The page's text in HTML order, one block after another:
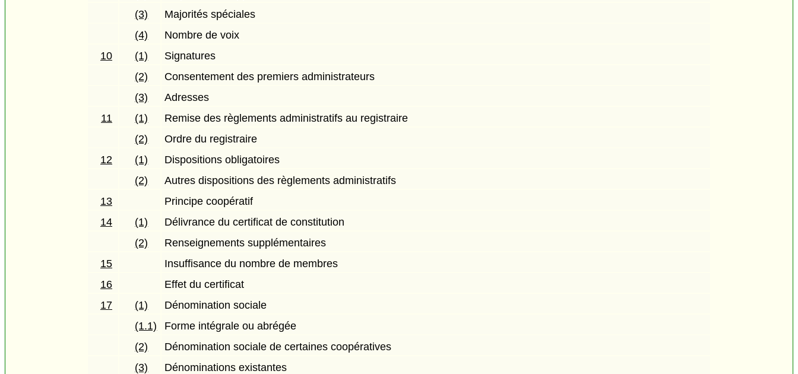
(3)
Majorités spéciales
(4)
Nombre de voix
10
(1)
Signatures
(2)
Consentement des premiers administrateurs
(3)
Adresses
11
(1)
Remise des règlements administratifs au registraire
(2)
Ordre du registraire
12
(1)
Dispositions obligatoires
(2)
Autres dispositions des règlements administratifs
13
Principe coopératif
14
(1)
Délivrance du certificat de constitution
(2)
Renseignements supplémentaires
15
Insuffisance du nombre de membres
16
Effet du certificat
17
(1)
Dénomination sociale
(1.1)
Forme intégrale ou abrégée
(2)
Dénomination sociale de certaines coopératives
(3)
Dénominations existantes